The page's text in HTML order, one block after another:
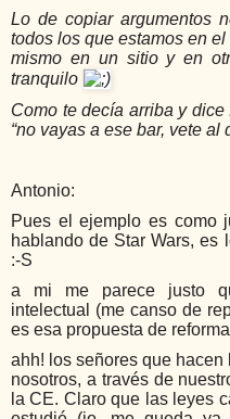
Lo de copiar argumentos
todos los que estamos en
mismo en un sitio y en
tranquilo
Como te decía arriba y
“no vayas a ese bar, vete
Antonio:
Pues el ejemplo es como
hablando de Star Wars, es
:-S
a mi me parece justo
intelectual (me canso de
es esa propuesta de
ahh! los señores que
nosotros, a través de
la CE. Claro que las leyes